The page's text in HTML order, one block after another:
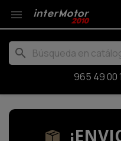

search
965 49 00